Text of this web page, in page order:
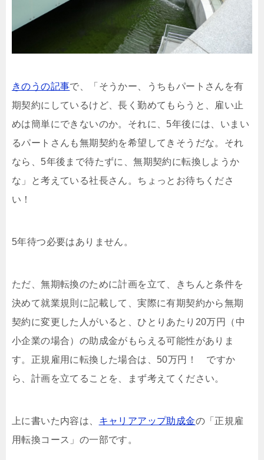
きのうの記事で、「そうかー、うちもパートさんを有
期契約にしているけど、長く勤めてもらうと、雇い止
めは簡単にできないのか。それに、5年後には、いまい
るパートさんも無期契約を希望してきそうだな。それ
なら、5年後まで待たずに、無期契約に転換しようか
な」と考えている社長さん。ちょっとお待ちくださ
い！
5年待つ必要はありません。
ただ、無期転換のために計画を立て、きちんと条件を
決めて就業規則に記載して、実際に有期契約から無期
契約に変更した人がいると、ひとりあたり20万円（中
小企業の場合）の助成金がもらえる可能性がありま
す。正規雇用に転換した場合は、50万円！ ですか
ら、計画を立てることを、まず考えてください。
上に書いた内容は、 キャリアアップ助成金の「正規雇
用転換コース」の一部です。